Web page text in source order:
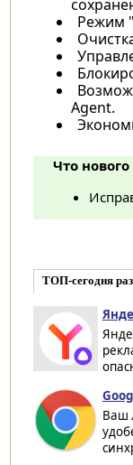
Режим
Agent.
Что
ТОП-сегодня
Ваш